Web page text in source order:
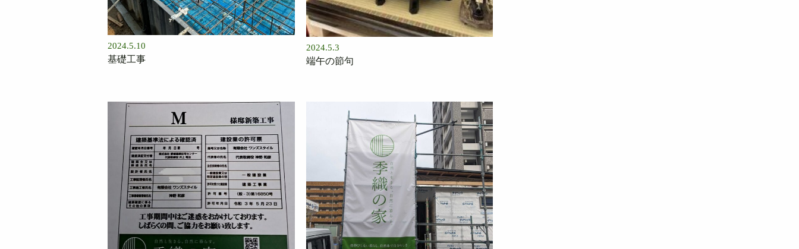
2024.5.10
基礎工事
2024.5.3
端午の節句